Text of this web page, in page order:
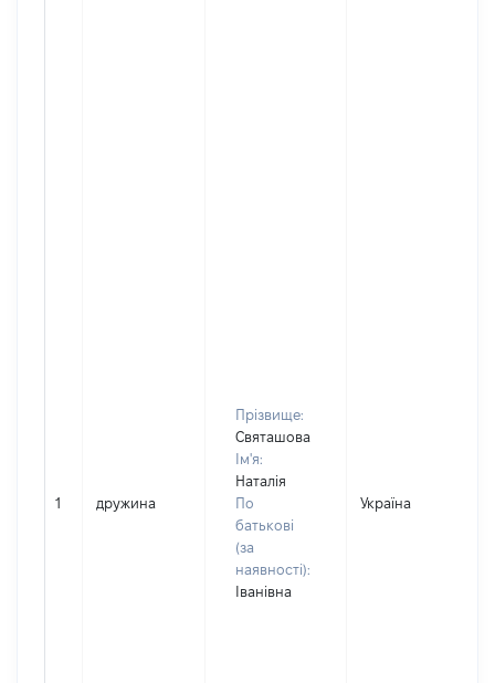
1 дружина
Прізвище:
Святашова
Ім'я:
Наталія
По
батькові
(за
наявності):
Іванівна
Україна